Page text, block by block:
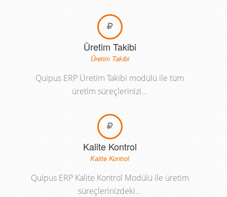
Üretim Takibi
Üretim Takibi
Quipus ERP Üretim Takibi modülü ile tüm
üretim süreçlerinizi...
Kalite Kontrol
Kalite Kontrol
Quipus ERP Kalite Kontrol Modülü ile üretim
süreçlerinizdeki...